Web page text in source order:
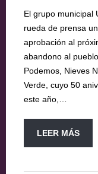
El grupo municipal
rueda de prensa
aprobación al
abandono al
Podemos, Nieves
Verde, cuyo 50
este año,…
LEER MÁS